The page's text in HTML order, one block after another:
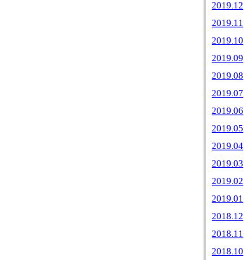
2019.12
2019.11
2019.10
2019.09
2019.08
2019.07
2019.06
2019.05
2019.04
2019.03
2019.02
2019.01
2018.12
2018.11
2018.10